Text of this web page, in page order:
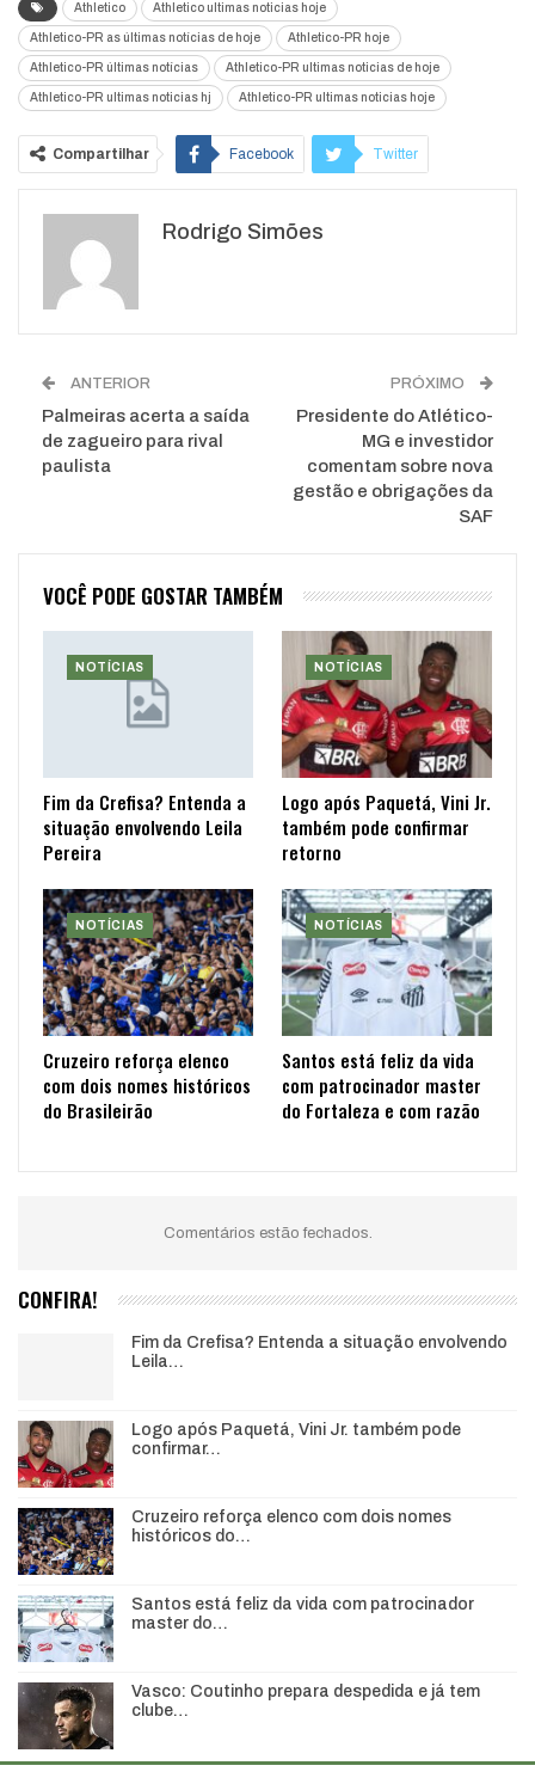
Athletico Athletico ultimas noticias hoje
Athletico-PR as últimas notícias de hoje Athletico-PR hoje
Athletico-PR últimas notícias Athletico-PR ultimas noticias de hoje
Athletico-PR ultimas noticias hj Athletico-PR ultimas noticias hoje
Compartilhar Facebook Twitter
WhatsApp
Rodrigo Simões
ANTERIOR
Palmeiras acerta a saída
de zagueiro para rival
paulista
PRÓXIMO
Presidente do Atlético-
MG e investidor
comentam sobre nova
gestão e obrigações da
SAF
VOCÊ PODE GOSTAR TAMBÉM
NOTÍCIAS
Fim da Crefisa? Entenda a
situação envolvendo Leila
Pereira
NOTÍCIAS
Logo após Paquetá, Vini Jr.
também pode confirmar
retorno
NOTÍCIAS
Cruzeiro reforça elenco
com dois nomes históricos
do Brasileirão
NOTÍCIAS
Santos está feliz da vida
com patrocinador master
do Fortaleza e com razão
Comentários estão fechados.
CONFIRA!
Fim da Crefisa? Entenda a situação envolvendo
Leila…
Logo após Paquetá, Vini Jr. também pode
confirmar…
Cruzeiro reforça elenco com dois nomes
históricos do…
Santos está feliz da vida com patrocinador
master do…
Vasco: Coutinho prepara despedida e já tem
clube…